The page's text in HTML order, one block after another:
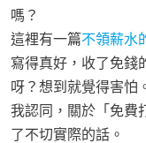
嗎？
這裡有一篇不領薪水
寫得真好，收了免錢
呀？想到就覺得害怕
我認同，關於「免費
了不切實際的話。